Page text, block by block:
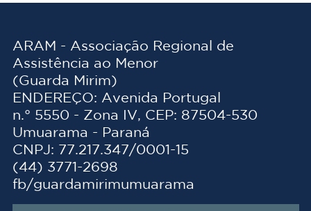
ARAM - Associação Regional de
Assistência ao Menor
(Guarda Mirim)
ENDEREÇO: Avenida Portugal
n.° 5550 - Zona IV, CEP: 87504-530
Umuarama - Paraná
CNPJ: 77.217.347/0001-15
(44) 3771-2698
fb/guardamirimumuarama